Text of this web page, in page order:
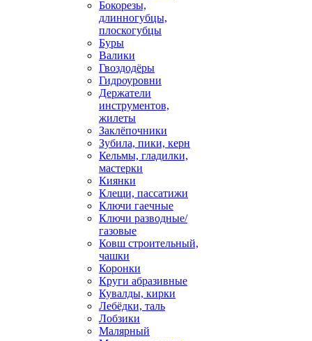
Бокорезы,
длинногубцы,
плоскогубцы
Буры
Валики
Гвоздодёры
Гидроуровни
Держатели
инструментов,
жилеты
Заклёпочники
Зубила, пики, керн
Кельмы, гладилки,
мастерки
Киянки
Клещи, пассатижи
Ключи гаечные
Ключи разводные/
газовые
Ковш строительный,
чашки
Коронки
Круги абразивные
Кувалды, кирки
Лебёдки, таль
Лобзики
Малярный